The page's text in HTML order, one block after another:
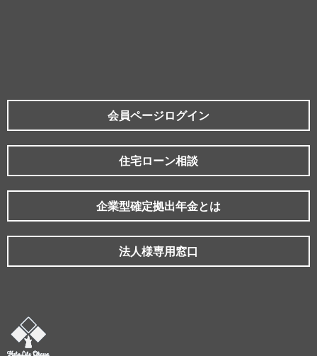
会員ページログイン
住宅ローン相談
企業型確定拠出年金とは
法人様専用窓口